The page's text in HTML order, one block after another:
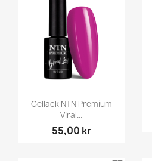
Gellack NTN Premium
Viral...
55,00 kr